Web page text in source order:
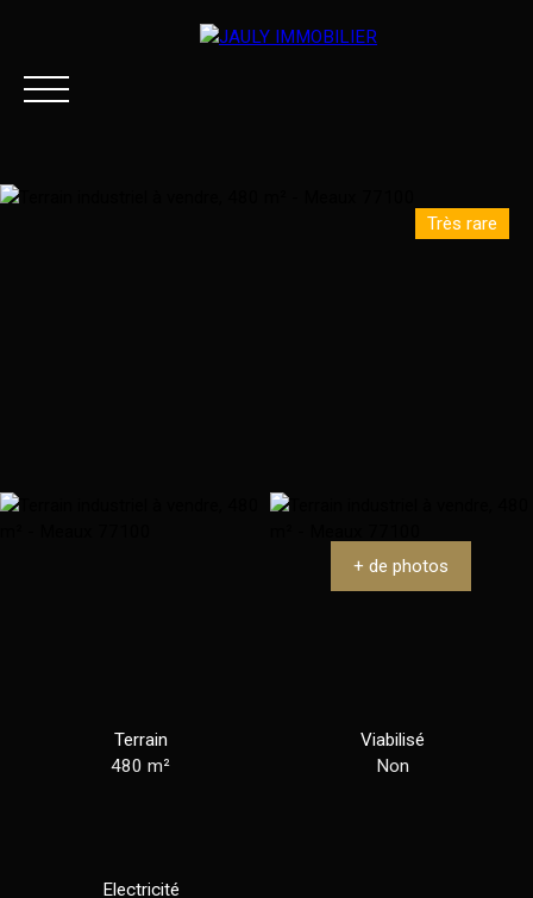
Très rare
+ de photos
Terrain
480m²
Viabilisé
Non
Electricité